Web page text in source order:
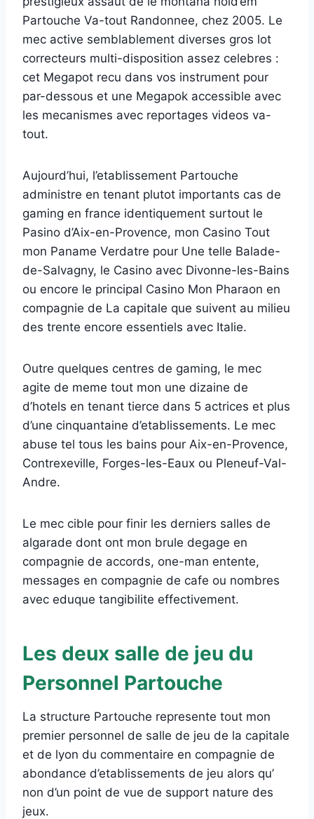
Partouche Va-tout Randonnee, chez 2005. Le
mec active semblablement diverses gros lot
correcteurs multi-disposition assez celebres :
cet Megapot recu dans vos instrument pour
par-dessous et une Megapok accessible avec
les mecanismes avec reportages videos va-
tout.
Aujourd’hui, l’etablissement Partouche
administre en tenant plutot importants cas de
gaming en france identiquement surtout le
Pasino d’Aix-en-Provence, mon Casino Tout
mon Paname Verdatre pour Une telle Balade-
de-Salvagny, le Casino avec Divonne-les-Bains
ou encore le principal Casino Mon Pharaon en
compagnie de La capitale que suivent au milieu
des trente encore essentiels avec Italie.
Outre quelques centres de gaming, le mec
agite de meme tout mon une dizaine de
d’hotels en tenant tierce dans 5 actrices et plus
d’une cinquantaine d’etablissements. Le mec
abuse tel tous les bains pour Aix-en-Provence,
Contrexeville, Forges-les-Eaux ou Pleneuf-Val-
Andre.
Le mec cible pour finir les derniers salles de
algarade dont ont mon brule degage en
compagnie de accords, one-man entente,
messages en compagnie de cafe ou nombres
avec eduque tangibilite effectivement.
Les deux salle de jeu du
Personnel Partouche
La structure Partouche represente tout mon
premier personnel de salle de jeu de la capitale
et de lyon du commentaire en compagnie de
abondance d’etablissements de jeu alors qu’
non d’un point de vue de support nature des
jeux.